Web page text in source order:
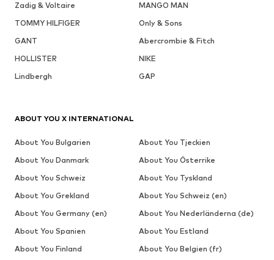
Zadig & Voltaire
MANGO MAN
TOMMY HILFIGER
Only & Sons
GANT
Abercrombie & Fitch
HOLLISTER
NIKE
Lindbergh
GAP
ABOUT YOU X INTERNATIONAL
About You Bulgarien
About You Tjeckien
About You Danmark
About You Österrike
About You Schweiz
About You Tyskland
About You Grekland
About You Schweiz (en)
About You Germany (en)
About You Nederländerna (de)
About You Spanien
About You Estland
About You Finland
About You Belgien (fr)